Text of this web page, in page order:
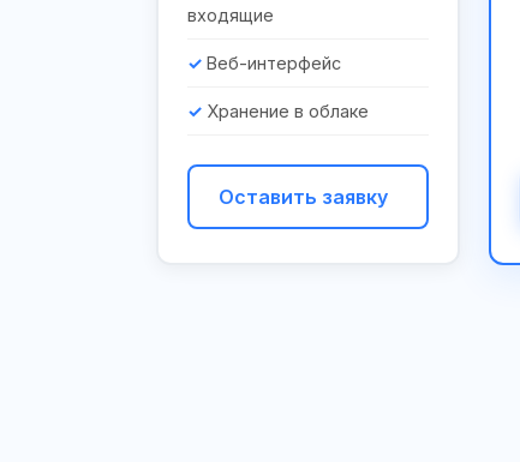
входящие
Веб-интерфейс
Хранение в облаке
Оставить заявку